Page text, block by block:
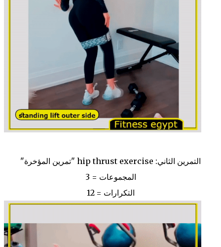
التمرين الثاني: hip thrust exercise "تمرين المؤخرة"
المجموعات = 3
التكرارات = 12